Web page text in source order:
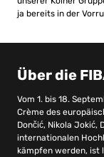
ja bereits in der
Über die
Vom 1. bis 18.
Crème des
Dončić, Nikola Jokić,
internationalen
kämpfen werden, ist